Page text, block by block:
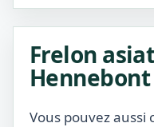
Frelon
Vous pouvez aussi